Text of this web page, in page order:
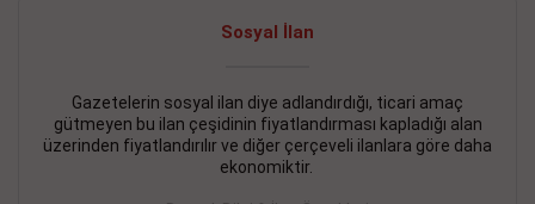
Sosyal İlan
Gazetelerin sosyal ilan diye adlandırdığı, ticari amaç
gütmeyen bu ilan çeşidinin fiyatlandırması kapladığı alan
üzerinden fiyatlandırılır ve diğer çerçeveli ilanlara göre daha
ekonomiktir.
İŞYERİ KİRALIK İlanı - 11.09.2018
BEYLİKDÜZÜ Kavaklıda 4 katlı bina